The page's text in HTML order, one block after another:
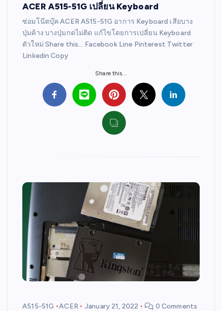
ACER A515-51G เปลี่ยน Keyboard
ซ่อมโน๊ตบุ๊ค ACER A515-51G อาการ Keyboard เสียบาง
ปุ่มค้าง บางปุ่มกดไม่ติด แก้ไขโดยการเปลี่ยน Keyboard
ตัวใหม่ Share this… Facebook Line Pinterest Twitter
Linkedin Copy
Share this...
A515-51G ACER January 21, 2022 0 Comments